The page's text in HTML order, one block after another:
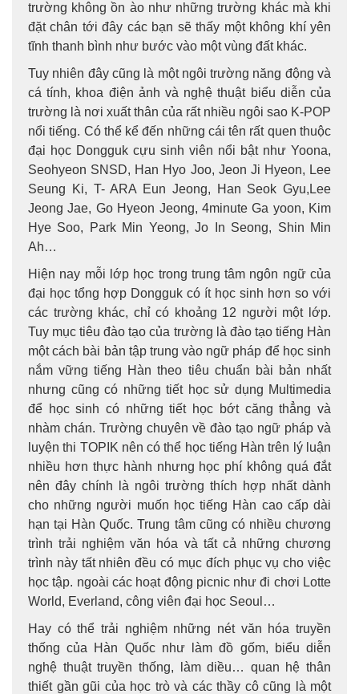
trường không ồn ào như những trường khác mà khi
đặt chân tới đây các bạn sẽ thấy một không khí yên
tĩnh thanh bình như bước vào một vùng đất khác.
Tuy nhiên đây cũng là một ngôi trường năng động và
cá tính, khoa điện ảnh và nghệ thuật biểu diễn của
trường là nơi xuất thân của rất nhiều ngôi sao K-POP
nổi tiếng. Có thể kể đến những cái tên rất quen thuộc
đại học Dongguk cựu sinh viên nổi bật như Yoona,
Seohyeon SNSD, Han Hyo Joo, Jeon Ji Hyeon, Lee
Seung Ki, T- ARA Eun Jeong, Han Seok Gyu,Lee
Jeong Jae, Go Hyeon Jeong, 4minute Ga yoon, Kim
Hye Soo, Park Min Yeong, Jo In Seong, Shin Min
Ah…
Hiện nay mỗi lớp học trong trung tâm ngôn ngữ của
đại học tổng hợp Dongguk có ít học sinh hơn so với
các trường khác, chỉ có khoảng 12 người một lớp.
Tuy mục tiêu đào tạo của trường là đào tạo tiếng Hàn
một cách bài bản tập trung vào ngữ pháp để học sinh
nắm vững tiếng Hàn theo tiêu chuẩn bài bản nhất
nhưng cũng có những tiết học sử dụng Multimedia
để học sinh có những tiết học bớt căng thẳng và
nhàm chán. Trường chuyên về đào tạo ngữ pháp và
luyện thi TOPIK nên có thể học tiếng Hàn trên lý luận
nhiều hơn thực hành nhưng học phí không quá đắt
nên đây chính là ngôi trường thích hợp nhất dành
cho những người muốn học tiếng Hàn cao cấp dài
hạn tại Hàn Quốc. Trung tâm cũng có nhiều chương
trình trải nghiệm văn hóa và tất cả những chương
trình này tất nhiên đều có mục đích phục vụ cho việc
học tập. ngoài các hoạt động picnic như đi chơi Lotte
World, Everland, công viên đại học Seoul…
Hay có thể trải nghiệm những nét văn hóa truyền
thống của Hàn Quốc như làm đồ gốm, biểu diễn
nghệ thuật truyền thống, làm diều… quan hệ thân
thiết gần gũi của học trò và các thầy cô cũng là một